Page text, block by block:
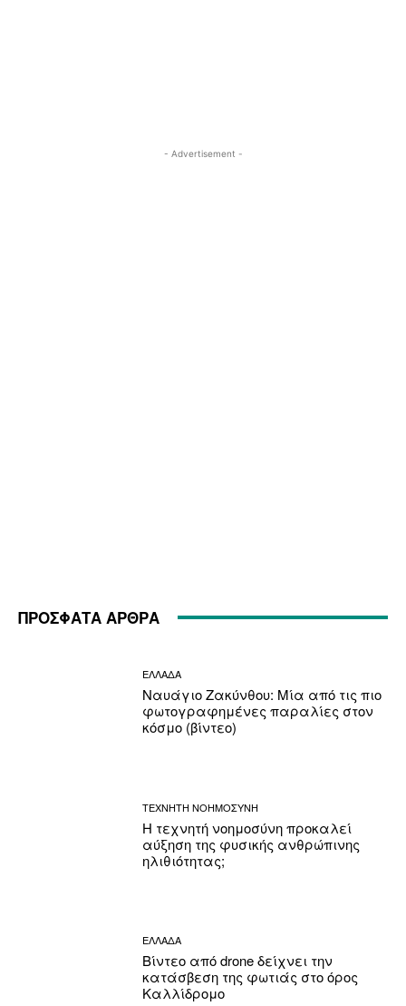
- Advertisement -
ΠΡΟΣΦΑΤΑ ΑΡΘΡΑ
ΕΛΛΑΔΑ
Ναυάγιο Ζακύνθου: Μία από τις πιο
φωτογραφημένες παραλίες στον
κόσμο (βίντεο)
ΤΕΧΝΗΤΗ ΝΟΗΜΟΣΥΝΗ
Η τεχνητή νοημοσύνη προκαλεί
αύξηση της φυσικής ανθρώπινης
ηλιθιότητας;
ΕΛΛΑΔΑ
Βίντεο από drone δείχνει την
κατάσβεση της φωτιάς στο όρος
Καλλίδρομο